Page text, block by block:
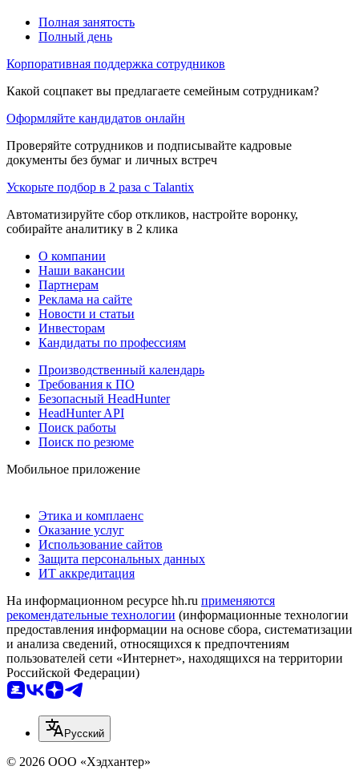
Полная занятость
Полный день
Корпоративная поддержка сотрудников
Какой соцпакет вы предлагаете семейным сотрудникам?
Оформляйте кандидатов онлайн
Проверяйте сотрудников и подписывайте кадровые
документы без бумаг и личных встреч
Ускорьте подбор в 2 раза с Talantix
Автоматизируйте сбор откликов, настройте воронку,
собирайте аналитику в 2 клика
О компании
Наши вакансии
Партнерам
Реклама на сайте
Новости и статьи
Инвесторам
Кандидаты по профессиям
Производственный календарь
Требования к ПО
Безопасный HeadHunter
HeadHunter API
Поиск работы
Поиск по резюме
Мобильное приложение
Этика и комплаенс
Оказание услуг
Использование сайтов
Защита персональных данных
ИТ аккредитация
На информационном ресурсе hh.ru применяются
рекомендательные технологии (информационные технологии
предоставления информации на основе сбора, систематизации
и анализа сведений, относящихся к предпочтениям
пользователей сети «Интернет», находящихся на территории
Российской Федерации)
Русский
© 2026 ООО «Хэдхантер»